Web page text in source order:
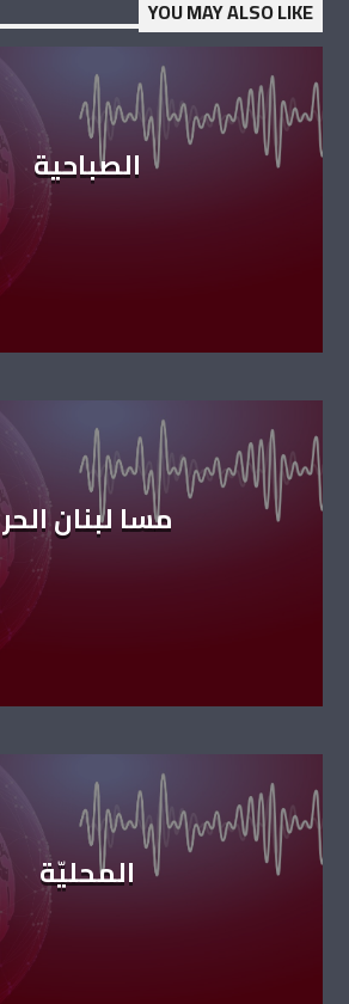
YOU MAY ALSO LIKE
الصباحية
مسا لبنان الحر
المحليّة